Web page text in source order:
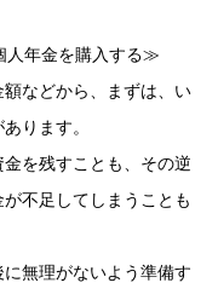
年金を購入する≫
などから、まずは、い
ります。
を残すことも、その逆
不足してしまうことも
無理がないよう準備す